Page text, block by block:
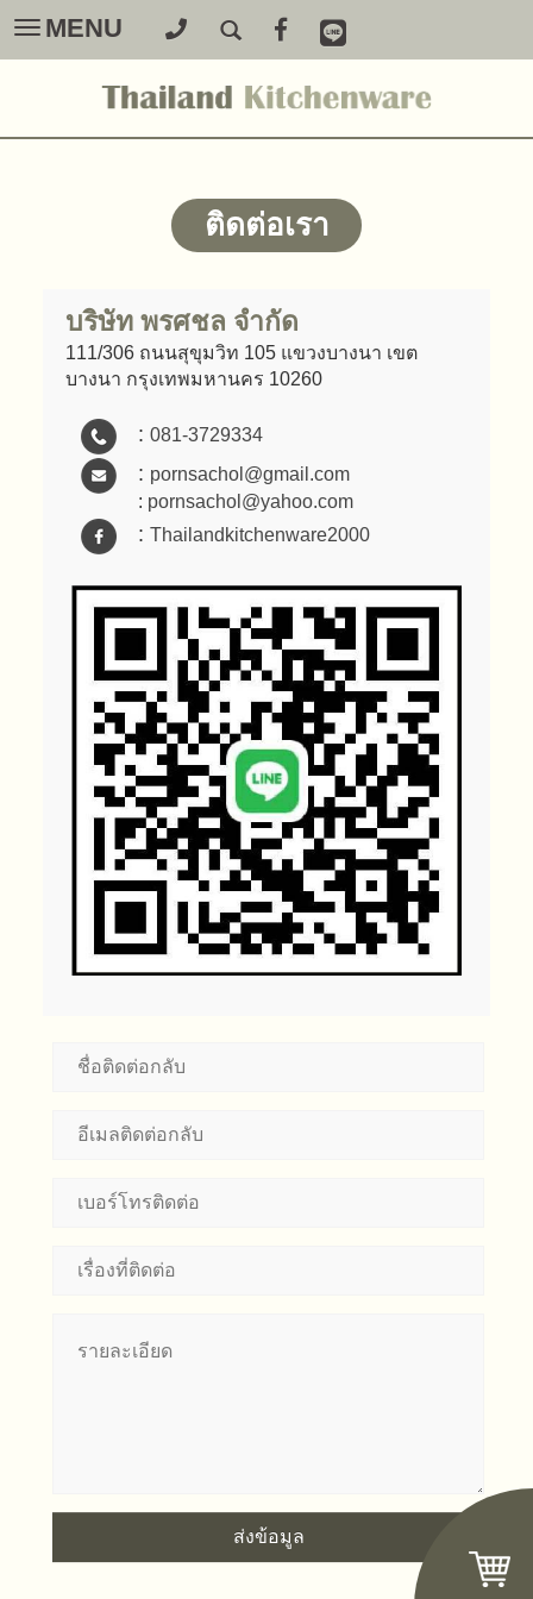
Toggle
navigation
MENU
ติดต่อเรา
บริษัท พรศชล จำกัด
111/306 ถนนสุขุมวิท 105 แขวงบางนา เขต
บางนา กรุงเทพมหานคร 10260
:081-3729334
: pornsachol@gmail.com
: pornsachol@yahoo.com
:Thailandkitchenware2000
ส่งข้อมูล